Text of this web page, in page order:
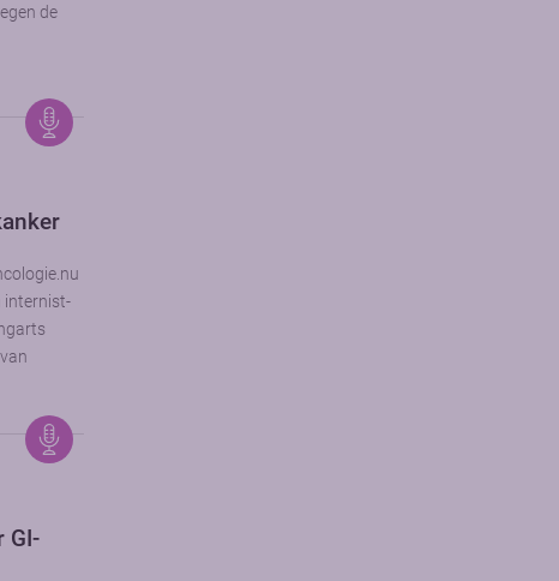
de
internist-
GI-